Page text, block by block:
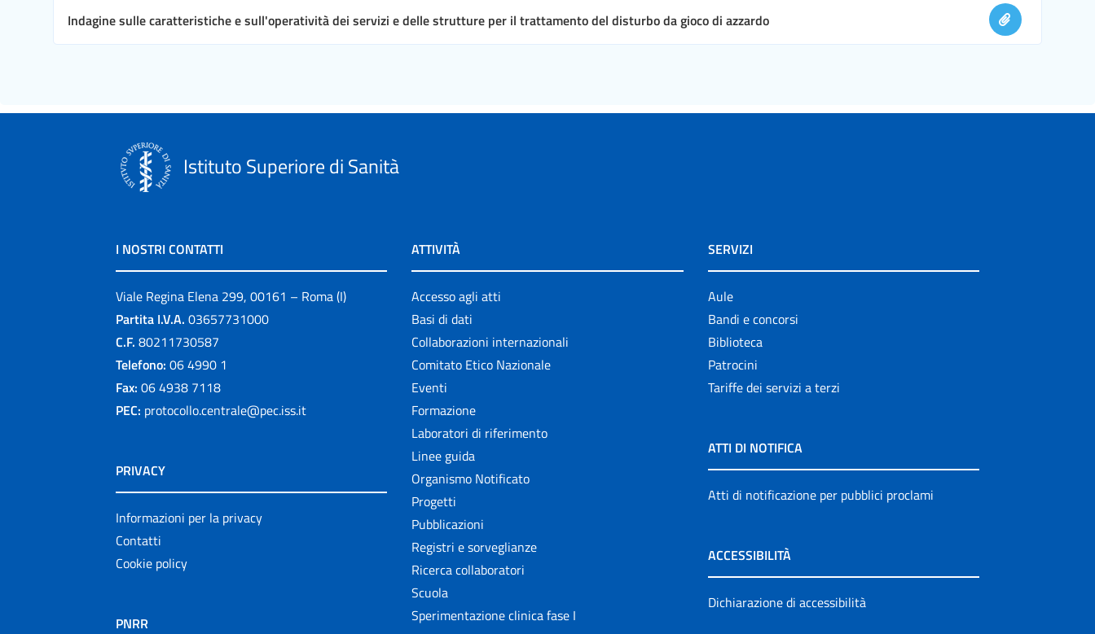
Indagine sulle caratteristiche e sull'operatività dei servizi e delle strutture per il trattamento del disturbo da gioco di azzardo
Istituto Superiore di Sanità
I NOSTRI CONTATTI
Viale Regina Elena 299, 00161 – Roma (I)
Partita I.V.A. 03657731000
C.F. 80211730587
Telefono: 06 4990 1
Fax: 06 4938 7118
PEC: protocollo.centrale@pec.iss.it
PRIVACY
Informazioni per la privacy
Contatti
Cookie policy
PNRR
ATTIVITÀ
Accesso agli atti
Basi di dati
Collaborazioni internazionali
Comitato Etico Nazionale
Eventi
Formazione
Laboratori di riferimento
Linee guida
Organismo Notificato
Progetti
Pubblicazioni
Registri e sorveglianze
Ricerca collaboratori
Scuola
Sperimentazione clinica fase I
SERVIZI
Aule
Bandi e concorsi
Biblioteca
Patrocini
Tariffe dei servizi a terzi
ATTI DI NOTIFICA
Atti di notificazione per pubblici proclami
ACCESSIBILITÀ
Dichiarazione di accessibilità